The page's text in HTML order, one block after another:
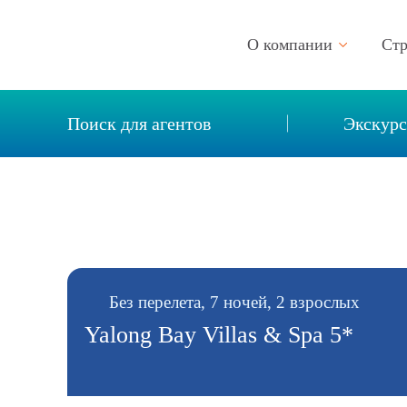
О компании
Описание компании
Новости
Поиск для агентов
Без перелета, 7 ночей, 2 взрослых
Yalong Bay Villas & Spa 5*